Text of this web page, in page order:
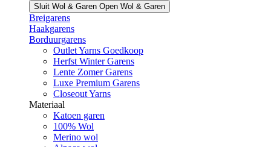
Sluit Wol & Garen Open Wol & Garen
Breigarens
Haakgarens
Borduurgarens
Outlet Yarns Goedkoop
Herfst Winter Garens
Lente Zomer Garens
Luxe Premium Garens
Closeout Yarns
Materiaal
Katoen garen
100% Wol
Merino wol